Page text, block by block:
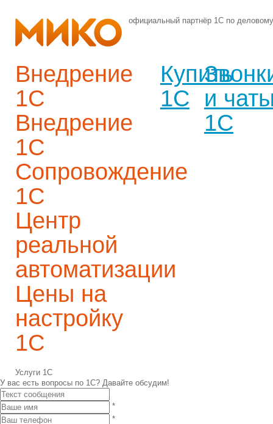
официальный партнёр 1С по
Внедрение
1С
Внедрение
1С
Сопровождение
1С
Центр
реальной
автоматизации
Цены на
настройку
1С
Купить
1С
и
1С
Услуги 1С
У вас есть вопросы по 1С? Давайте обсудим!
*
*